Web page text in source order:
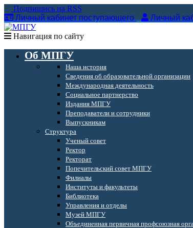
Подпишись на RSS
Личный кабинет поступающего
Личный
Навигация по сайту
Об МПГУ
Наша история
Сведения об образовательной организации
Международная деятельность
Социальное партнерство
Издания МПГУ
Преподаватели и сотрудники
Выпускникам
Структура
Ученый совет
Ректор
Ректорат
Попечительский совет МПГУ
Филиалы
Институты и факультеты
Библиотека
Управления и отделы
Музей МПГУ
Объединенная первичная профсоюзная